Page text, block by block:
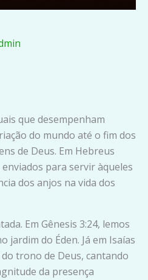
que desempenham
do mundo até o fim dos
de Deus. Em Hebreus
para servir àqueles
dos anjos na vida dos
Em Gênesis 3:24, lemos
jardim do Éden. Já em Isaías
trono de Deus, cantando
da presença